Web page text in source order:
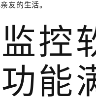
友的生活。
控
能